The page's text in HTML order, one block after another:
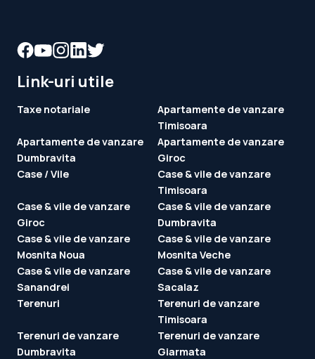
Link-uri utile
Taxe notariale
Apartamente de vanzare
Timisoara
Apartamente de vanzare
Dumbravita
Apartamente de vanzare
Giroc
Case / Vile
Case & vile de vanzare
Timisoara
Case & vile de vanzare
Giroc
Case & vile de vanzare
Dumbravita
Case & vile de vanzare
Mosnita Noua
Case & vile de vanzare
Mosnita Veche
Case & vile de vanzare
Sanandrei
Case & vile de vanzare
Sacalaz
Terenuri
Terenuri de vanzare
Timisoara
Terenuri de vanzare
Dumbravita
Terenuri de vanzare
Giarmata